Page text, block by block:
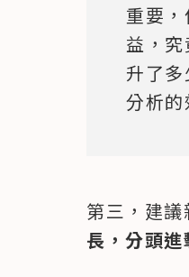
重要
益，
升了
分析的
第三，建議
長，分頭進